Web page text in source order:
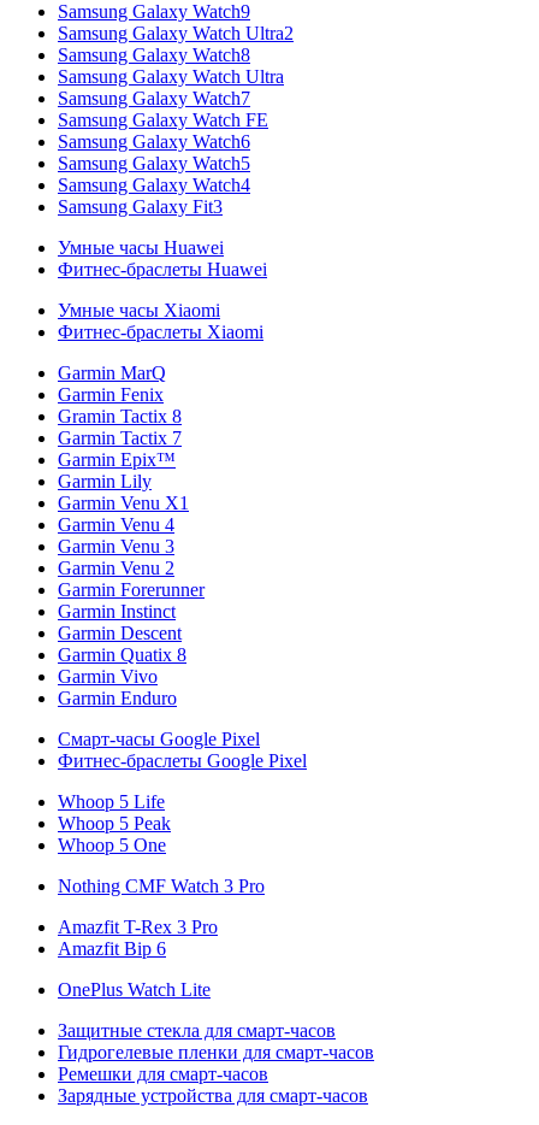
Samsung Galaxy Watch9
Samsung Galaxy Watch Ultra2
Samsung Galaxy Watch8
Samsung Galaxy Watch Ultra
Samsung Galaxy Watch7
Samsung Galaxy Watch FE
Samsung Galaxy Watch6
Samsung Galaxy Watch5
Samsung Galaxy Watch4
Samsung Galaxy Fit3
Умные часы Huawei
Фитнес-браслеты Huawei
Умные часы Xiaomi
Фитнес-браслеты Xiaomi
Garmin MarQ
Garmin Fenix
Gramin Tactix 8
Garmin Tactix 7
Garmin Epix™
Garmin Lily
Garmin Venu X1
Garmin Venu 4
Garmin Venu 3
Garmin Venu 2
Garmin Forerunner
Garmin Instinct
Garmin Descent
Garmin Quatix 8
Garmin Vivo
Garmin Enduro
Смарт-часы Google Pixel
Фитнес-браслеты Google Pixel
Whoop 5 Life
Whoop 5 Peak
Whoop 5 One
Nothing CMF Watch 3 Pro
Amazfit T-Rex 3 Pro
Amazfit Bip 6
OnePlus Watch Lite
Защитные стекла для смарт-часов
Гидрогелевые пленки для смарт-часов
Ремешки для смарт-часов
Зарядные устройства для смарт-часов